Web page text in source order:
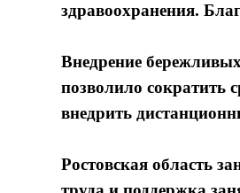
здравоохранения.
Внедрение
позволило сократить
внедрить
Ростовская область